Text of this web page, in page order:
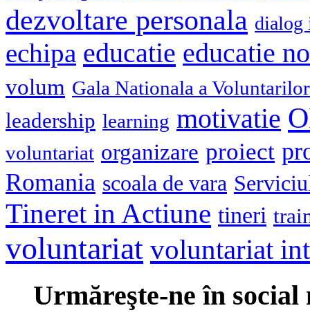
dezvoltare personala dialog
echipa educatie educatie
volum Gala Nationala a Voluntarilor
leadership learning motivatie
voluntariat organizare proiect
Romania scoala de vara
Tineret in Actiune tineri
voluntariat voluntariat
Urmăreşte-ne în social